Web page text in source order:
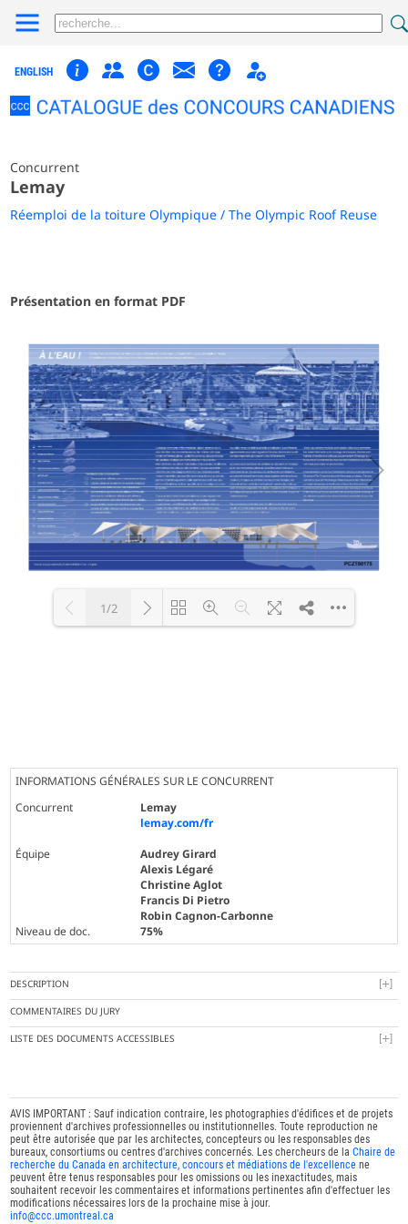
ENGLISH
Concurrent
Lemay
Réemploi de la toiture Olympique / The Olympic Roof Reuse
Présentation en format PDF
1/2
INFORMATIONS GÉNÉRALES SUR LE CONCURRENT
Concurrent
Lemay
lemay.com/fr
Équipe
Audrey Girard
Alexis Légaré
Christine Aglot
Francis Di Pietro
Robin Cagnon-Carbonne
Niveau de doc.
75%
DESCRIPTION
COMMENTAIRES DU JURY
LISTE DES DOCUMENTS ACCESSIBLES
AVIS IMPORTANT : Sauf indication contraire, les photographies d'édifices et de projets
proviennent d'archives professionnelles ou institutionnelles. Toute reproduction ne
peut être autorisée que par les architectes, concepteurs ou les responsables des
bureaux, consortiums ou centres d'archives concernés. Les chercheurs de laChaire de
recherche du Canada en architecture, concours et médiations de l'excellence ne
peuvent être tenus responsables pour les omissions ou les inexactitudes, mais
souhaitent recevoir les commentaires et informations pertinentes afin d'effectuer les
modifications nécessaires lors de la prochaine mise à jour.
info@ccc.umontreal.ca